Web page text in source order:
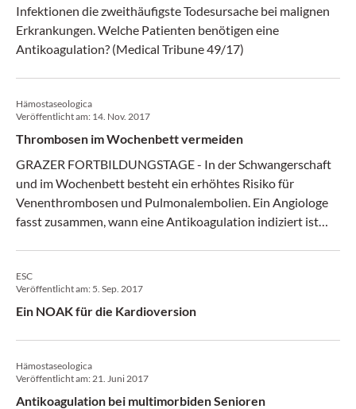
Infektionen die zweithäufigste Todesursache bei malignen
Erkrankungen. Welche Patienten benötigen eine
Antikoagulation? (Medical Tribune 49/17)
Hämostaseologica
Veröffentlicht am: 14. Nov. 2017
Thrombosen im Wochenbett vermeiden
GRAZER FORTBILDUNGSTAGE - In der Schwangerschaft
und im Wochenbett besteht ein erhöhtes Risiko für
Venenthrombosen und Pulmonalembolien. Ein Angiologe
fasst zusammen, wann eine Antikoagulation indiziert ist
ESC
Veröffentlicht am: 5. Sep. 2017
Ein NOAK für die Kardioversion
Hämostaseologica
Veröffentlicht am:21. Juni 2017
Antikoagulation bei multimorbiden Senioren